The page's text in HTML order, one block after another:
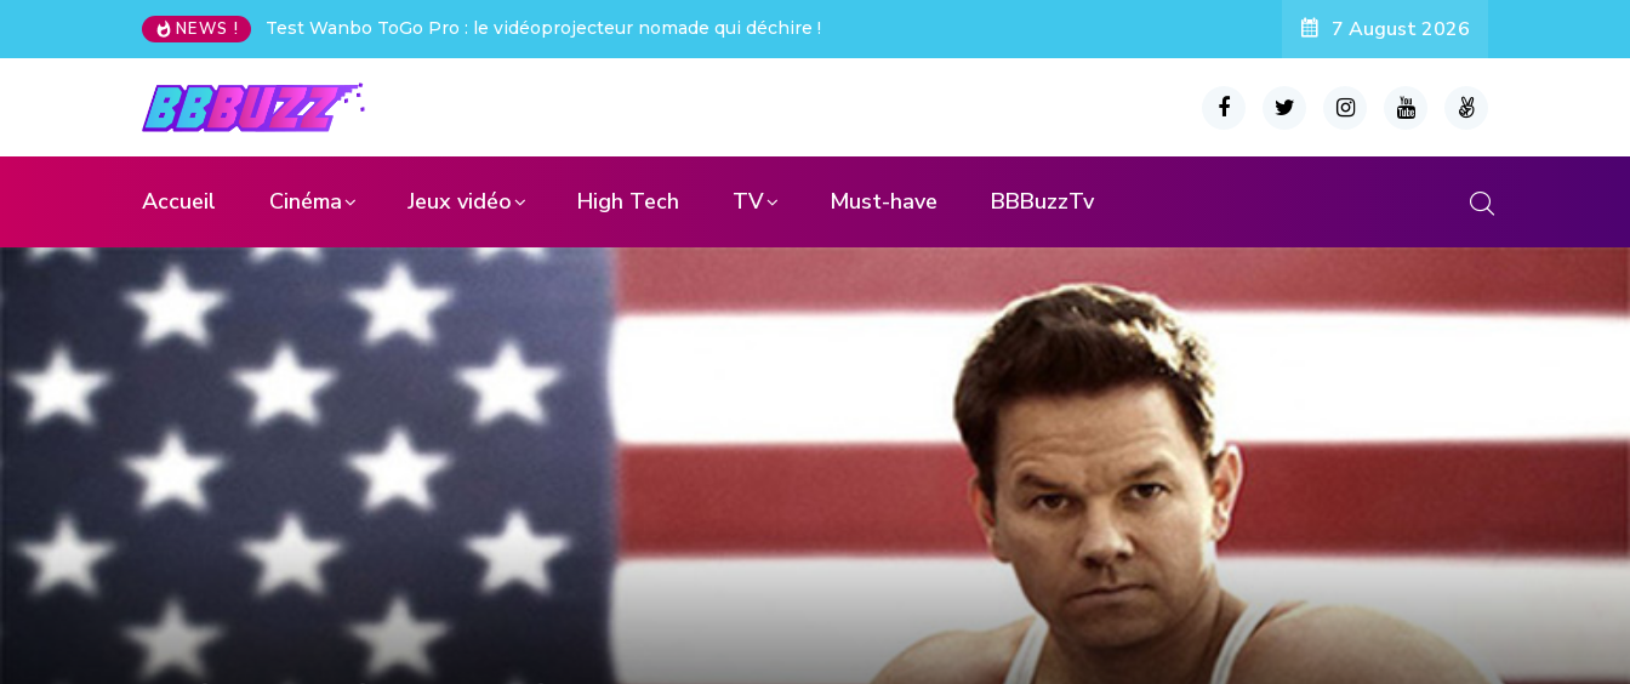
NEWS !
Test Wanbo ToGo Pro : le vidéoprojecteur nomade qui déchire !Creative Pebble X : j’ai été choqué ! 7 August 2026
Accueil Cinéma Jeux vidéo High Tech TV Must-have BBBuzzTv